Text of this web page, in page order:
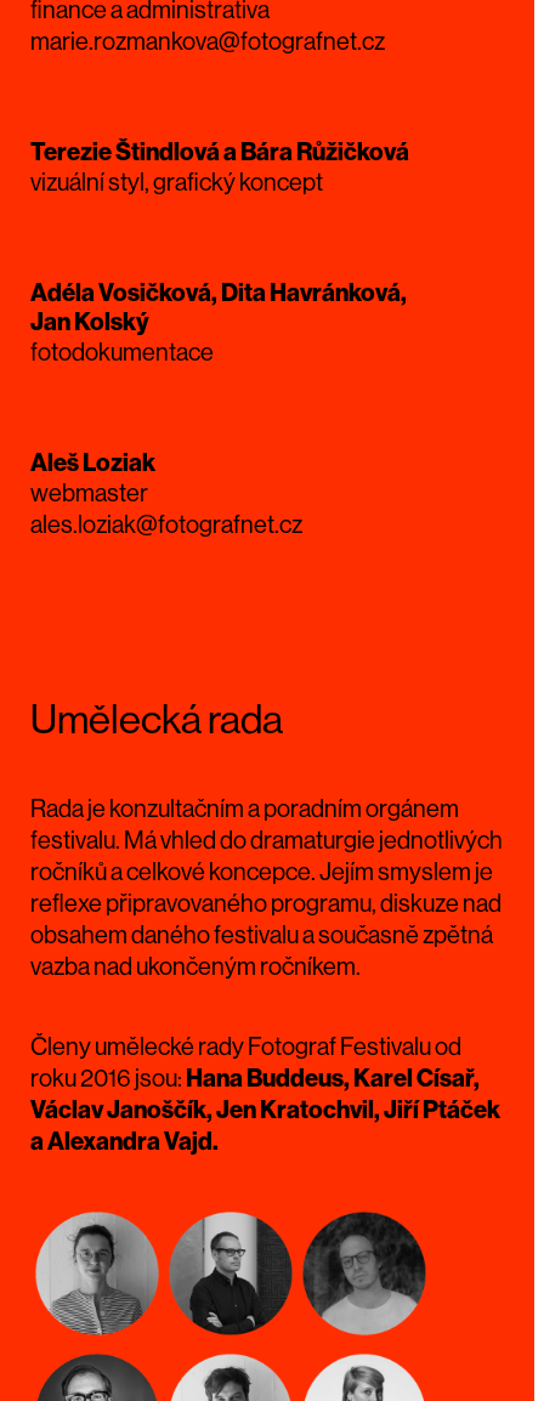
finance a administrativa
marie.rozmankova@fotografnet.cz
Terezie Štindlová a Bára Růžičková
vizuální styl, grafický koncept
Adéla Vosičková, Dita Havránková,
Jan Kolský
fotodokumentace
Aleš Loziak
webmaster
ales.loziak@fotografnet.cz
Umělecká rada
Rada je konzultačním a poradním orgánem
festivalu. Má vhled do dramaturgie jednotlivých
ročníků a celkové koncepce. Jejím smyslem je
reflexe připravovaného programu, diskuze nad
obsahem daného festivalu a současně zpětná
vazba nad ukončeným ročníkem.
Členy umělecké rady Fotograf Festivalu od
roku 2016 jsou: Hana Buddeus, Karel Císař,
Václav Janoščík, Jen Kratochvil, Jiří Ptáček
a Alexandra Vajd.